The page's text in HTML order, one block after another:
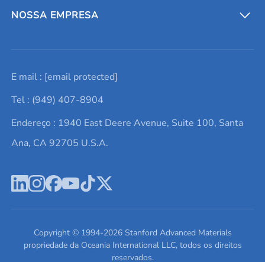
Entre em contato conosco
Lista de consultas
Termos e Condições
Política de Privacidade
Metais refratários
Elementos de terras raras
Alvos de pulverização catódica
Ácido hialurônico
NOSSA EMPRESA
Promoções atuais
Notícias e blogs
Estudos de caso
Escreva para nós
E mail : [email protected]
Tel : (949) 407-8904
Endereço : 1940 East Deere Avenue, Suite 100, Santa
Ana, CA 92705 U.S.A.
Copyright © 1994-2026Stanford Advanced Materials
propriedade da Oceania International LLC, todos os direitos
reservados.